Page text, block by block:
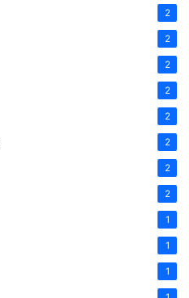
2
2
2
2
2
2
2
2
1
1
1